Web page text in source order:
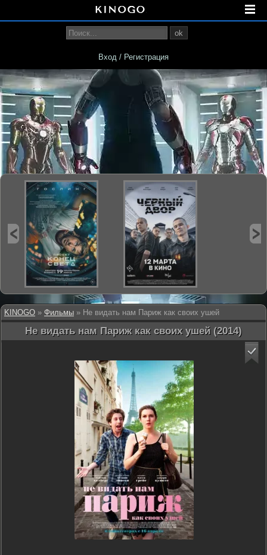
KINOGO » Фильмы » Не видать нам Париж как своих ушей
Не видать нам Париж как своих ушей (2014)
ok
Вход / Регистрация